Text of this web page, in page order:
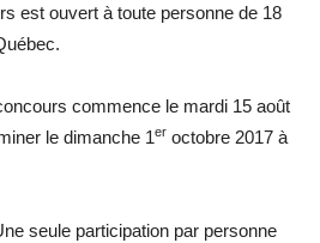
est ouvert à toute personne de 18
commence le mardi 15 août
le dimanche 1er octobre 2017 à
seule participation par personne